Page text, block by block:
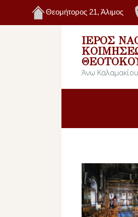
Θεομήτορος 21, Άλιμος
ΙΕΡΌΣ
Άνω